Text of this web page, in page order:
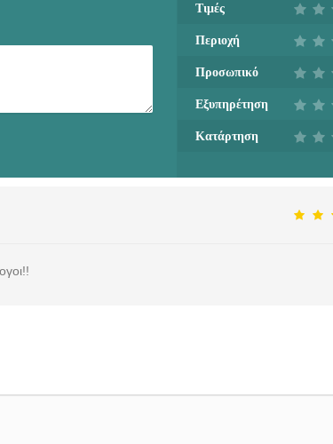
Τιμές
Περιοχή
Προσωπικό
Εξυπηρέτηση
Κατάρτηση